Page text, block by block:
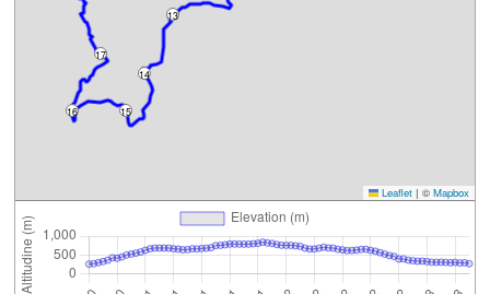
16
14
13
15
17
Leaflet | ©Mapbox